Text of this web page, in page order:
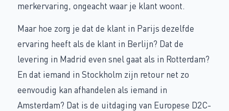
merkervaring, ongeacht waar je klant woont.
Maar hoe zorg je dat de klant in Parijs dezelfde
ervaring heeft als de klant in Berlijn? Dat de
levering in Madrid even snel gaat als in Rotterdam?
En dat iemand in Stockholm zijn retour net zo
eenvoudig kan afhandelen als iemand in
Amsterdam? Dat is de uitdaging van Europese D2C-